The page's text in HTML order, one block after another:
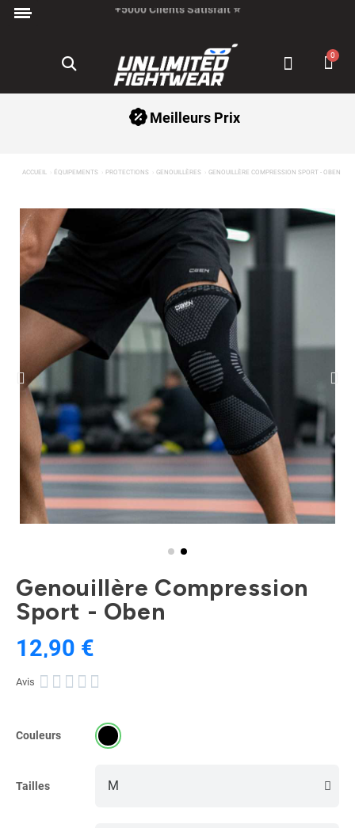
Meilleurs Prix
ACCUEIL ÉQUIPEMENTS PROTECTIONS GENOUILLÈRES GENOUILLÈRE COMPRESSION SPORT - OBEN
Genouillère Compression
Sport - Oben
12,90 €
Avis     
Couleurs
Tailles